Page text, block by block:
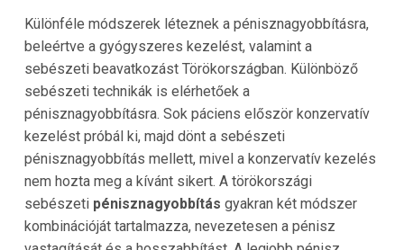
Különféle módszerek léteznek a pénisznagyobbításra,
beleértve a gyógyszeres kezelést, valamint a
sebészeti beavatkozást Törökországban. Különböző
sebészeti technikák is elérhetőek a
pénisznagyobbításra. Sok páciens először konzervatív
kezelést próbál ki, majd dönt a sebészeti
pénisznagyobbítás mellett, mivel a konzervatív kezelés
nem hozta meg a kívánt sikert. A törökországi
sebészeti pénisznagyobbítás gyakran két módszer
kombinációját tartalmazza, nevezetesen a pénisz